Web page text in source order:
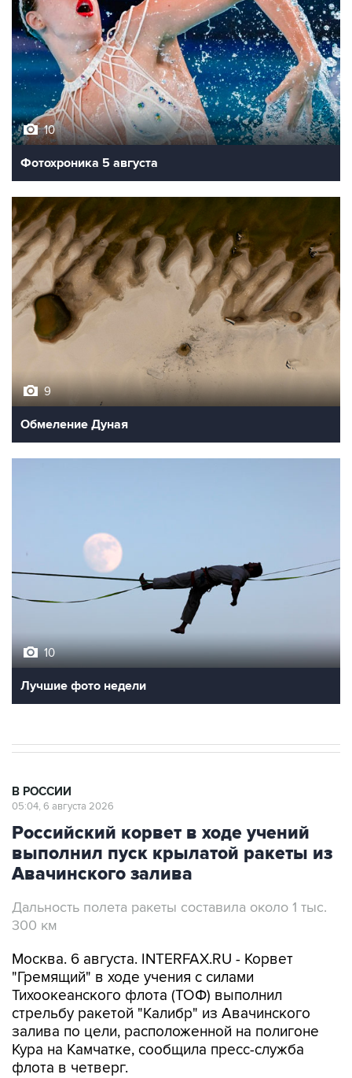
10
Фотохроника 5 августа
9
Обмеление Дуная
10
Лучшие фото недели
В РОССИИ
05:04, 6 августа 2026
Российский корвет в ходе учений
выполнил пуск крылатой ракеты из
Авачинского залива
Дальность полета ракеты составила около 1 тыс.
300 км
Москва. 6 августа. INTERFAX.RU - Корвет
"Гремящий" в ходе учения с силами
Тихоокеанского флота (ТОФ) выполнил
стрельбу ракетой "Калибр" из Авачинского
залива по цели, расположенной на полигоне
Кура на Камчатке, сообщила пресс-служба
флота в четверг.